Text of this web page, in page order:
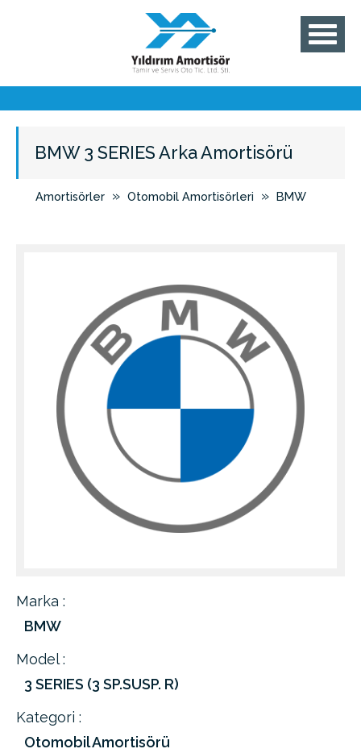
BMW 3 SERIES Arka Amortisörü
Amortisörler » Otomobil Amortisörleri » BMW
Marka :
BMW
Model :
3 SERIES (3 SP.SUSP. R)
Kategori :
Otomobil Amortisörü